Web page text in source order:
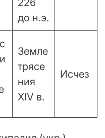
до н.э.
Земле
трясе
ния
XIV в.
Исчез